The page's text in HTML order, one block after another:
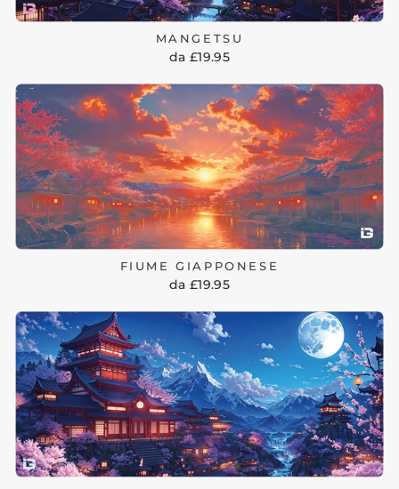
MANGETSU
da £19.95
FIUME GIAPPONESE
da £19.95